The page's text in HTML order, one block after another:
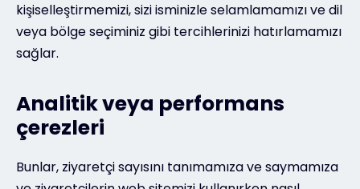
kişiselleştirmemizi, sizi isminizle selamlamamızı ve dil
veya bölge seçiminiz gibi tercihlerinizi hatırlamamızı
sağlar.
Analitik veya performans
çerezleri
Bunlar, ziyaretçi sayısını tanımamıza ve saymamıza